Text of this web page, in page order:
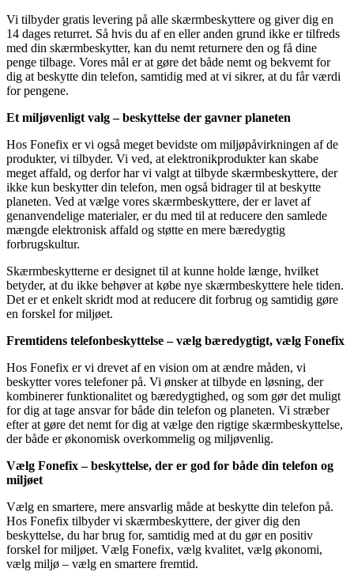
Vi tilbyder gratis levering på alle skærmbeskyttere og giver dig en
14 dages returret. Så hvis du af en eller anden grund ikke er tilfreds
med din skærmbeskytter, kan du nemt returnere den og få dine
penge tilbage. Vores mål er at gøre det både nemt og bekvemt for
dig at beskytte din telefon, samtidig med at vi sikrer, at du får værdi
for pengene.
Et miljøvenligt valg – beskyttelse der gavner planeten
Hos Fonefix er vi også meget bevidste om miljøpåvirkningen af de
produkter, vi tilbyder. Vi ved, at elektronikprodukter kan skabe
meget affald, og derfor har vi valgt at tilbyde skærmbeskyttere, der
ikke kun beskytter din telefon, men også bidrager til at beskytte
planeten. Ved at vælge vores skærmbeskyttere, der er lavet af
genanvendelige materialer, er du med til at reducere den samlede
mængde elektronisk affald og støtte en mere bæredygtig
forbrugskultur.
Skærmbeskytterne er designet til at kunne holde længe, hvilket
betyder, at du ikke behøver at købe nye skærmbeskyttere hele tiden.
Det er et enkelt skridt mod at reducere dit forbrug og samtidig gøre
en forskel for miljøet.
Fremtidens telefonbeskyttelse – vælg bæredygtigt, vælg Fonefix
Hos Fonefix er vi drevet af en vision om at ændre måden, vi
beskytter vores telefoner på. Vi ønsker at tilbyde en løsning, der
kombinerer funktionalitet og bæredygtighed, og som gør det muligt
for dig at tage ansvar for både din telefon og planeten. Vi stræber
efter at gøre det nemt for dig at vælge den rigtige skærmbeskyttelse,
der både er økonomisk overkommelig og miljøvenlig.
Vælg Fonefix – beskyttelse, der er god for både din telefon og
miljøet
Vælg en smartere, mere ansvarlig måde at beskytte din telefon på.
Hos Fonefix tilbyder vi skærmbeskyttere, der giver dig den
beskyttelse, du har brug for, samtidig med at du gør en positiv
forskel for miljøet. Vælg Fonefix, vælg kvalitet, vælg økonomi,
vælg miljø – vælg en smartere fremtid.